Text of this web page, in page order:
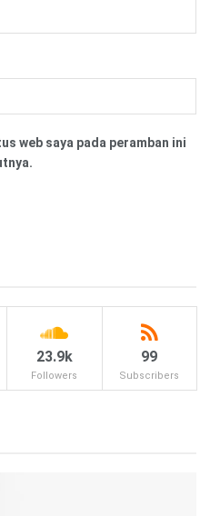
web saya pada peramban ini
23.9k
Followers
99
Subscribers